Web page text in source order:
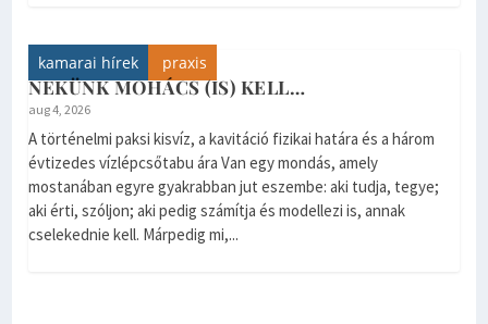
kamarai hírek praxis
NEKÜNK MOHÁCS (IS) KELL…
aug 4, 2026
A történelmi paksi kisvíz, a kavitáció fizikai határa és a három
évtizedes vízlépcsőtabu ára Van egy mondás, amely
mostanában egyre gyakrabban jut eszembe: aki tudja, tegye;
aki érti, szóljon; aki pedig számítja és modellezi is, annak
cselekednie kell. Márpedig mi,...